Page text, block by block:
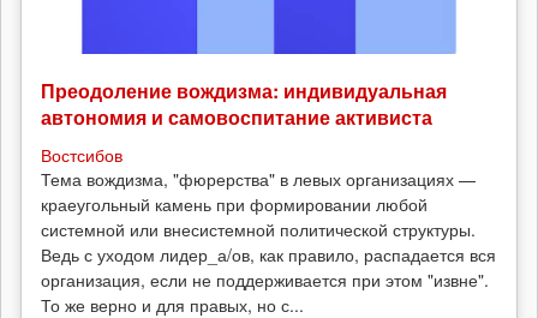
Преодоление вождизма: индивидуальная
автономия и самовоспитание активиста
Востсибов
Тема вождизма, "фюрерства" в левых организациях —
краеугольный камень при формировании любой
системной или внесистемной политической структуры.
Ведь с уходом лидер_а/ов, как правило, распадается вся
организация, если не поддерживается при этом "извне".
То же верно и для правых, но с...